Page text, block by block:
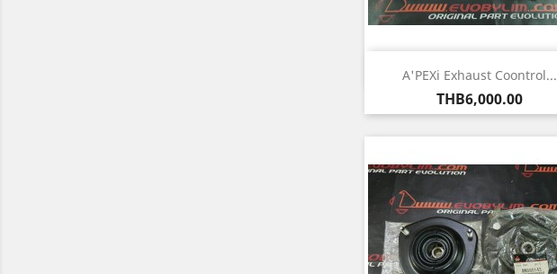
A'PEXi Exhaust Coontrol...
Price
THB6,000.00
Quick view